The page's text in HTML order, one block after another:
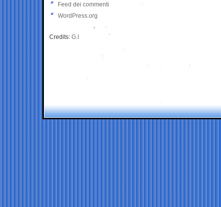
Feed dei commenti
WordPress.org
Credits: G.I